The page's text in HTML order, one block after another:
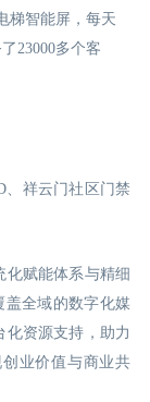
梯智能屏，每天
23000多个客
、祥云门社区门禁
化赋能体系与精细
盖全域的数字化媒
化资源支持，助力
业价值与商业共